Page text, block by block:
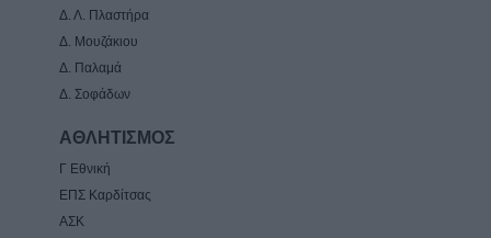
Δ. Λ. Πλαστήρα
Δ. Μουζάκιου
Δ. Παλαμά
Δ. Σοφάδων
ΑΘΛΗΤΙΣΜΟΣ
Γ Εθνική
ΕΠΣ Καρδίτσας
ΑΣΚ